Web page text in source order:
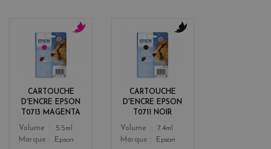
CARTOUCHE
D'ENCRE EPSON
T0713 MAGENTA
Color
n
t
a
Volume
5.5ml
Marque
Epson
CARTOUCHE
D'ENCRE EPSON
T0711 NOIR
Color
k
Volume
7.4ml
Marque
Epson